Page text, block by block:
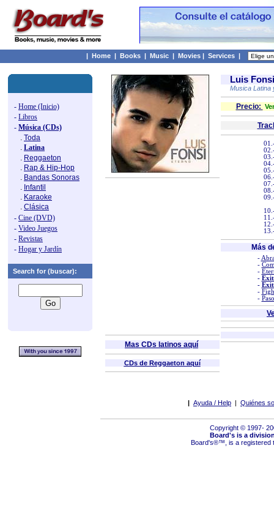
| Home | Books | Music | Movies | Services |
- Home (Inicio)
- Libros
- Música (CDs)
. Toda
. Latina
. Reggaeton
. Rap & Hip-Hop
. Bandas Sonoras
. Infantil
. Karaoke
. Clásica
- Cine (DVD)
- Video Juegos
- Revistas
- Hogar y Jardín
Search for (buscar):
Mas CDs latinos aquí
CDs de Reggaeton aquí
Luis
Musica Latina
Precio:
Más
-
-
-
-
-
-
-
| Ayuda / Help | Quiénes
Copyright © 1997-
Board's is a
Board's®™, is a registered